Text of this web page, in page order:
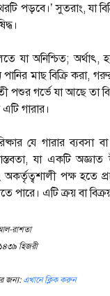
পড়বে।’ সুতরাং, যা
যা অনিশ্চিত; অর্থাৎ,
মাছ বিক্রি করা,
পশুর গর্ভে যা আছে তা
গারার।
যে গারার ব্যবসা
যা একটি
পক্ষ হতে
পারে। এটি ক্রয় বা
রাশতা
হিজরী
জন্য: এখানে ক্লিক করুন